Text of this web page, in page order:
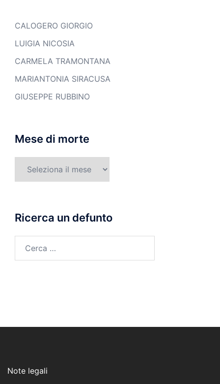
CALOGERO GIORGIO
LUIGIA NICOSIA
CARMELA TRAMONTANA
MARIANTONIA SIRACUSA
GIUSEPPE RUBBINO
Mese di morte
Ricerca un defunto
Note legali